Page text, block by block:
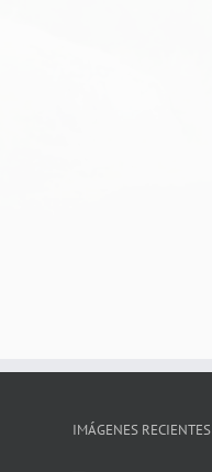
IMÁGENES RECIENTES